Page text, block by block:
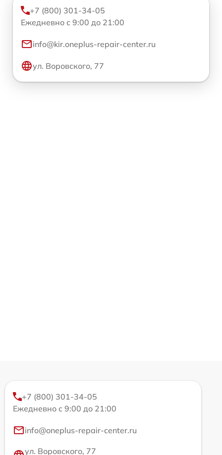
+7 (800) 301-34-05
Ежедневно с 9:00 до 21:00
info@kir.oneplus-repair-center.ru
ул. Воровского, 77
+7 (800) 301-34-05
Ежедневно с 9:00 до 21:00
info@oneplus-repair-center.ru
ул. Воровского, 77